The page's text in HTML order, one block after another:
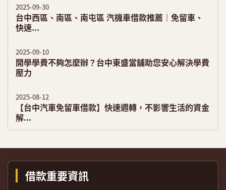
2025-09-30
台中西區、南區、南屯區 汽機車借款推薦｜免留車、
快速...
2025-09-10
開學學費不夠怎麼辦？台中東盛當舖助您安心解決學費
壓力
2025-08-12
【台中汽車免留車借款】快速週轉，不影響生活的資金
解...
借款重要資訊